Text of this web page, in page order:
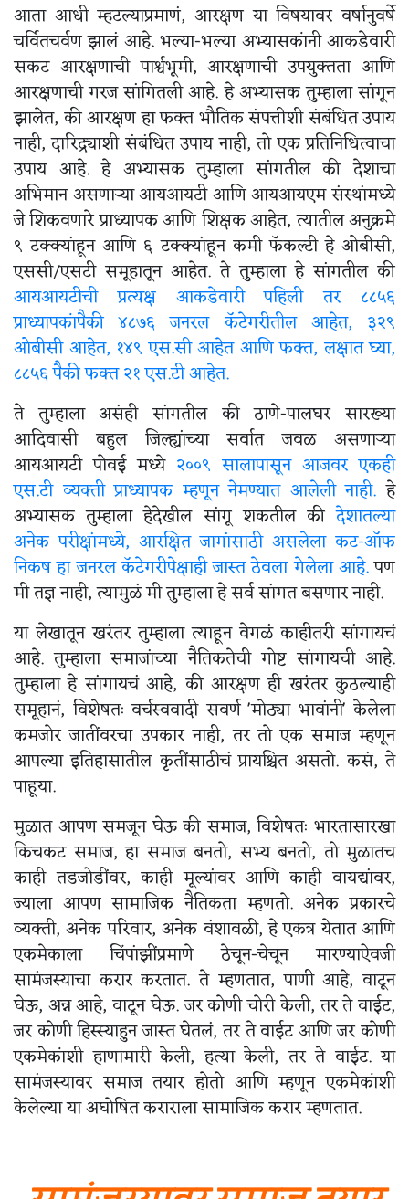
आता आधी म्हटल्याप्रमाणं, आरक्षण या विषयावर वर्षानुवर्षे
चर्वितचर्वण झालं आहे. भल्या-भल्या अभ्यासकांनी आकडेवारी
सकट आरक्षणाची पार्श्वभूमी, आरक्षणाची उपयुक्तता आणि
आरक्षणाची गरज सांगितली आहे. हे अभ्यासक तुम्हाला सांगून
झालेत, की आरक्षण हा फक्त भौतिक संपत्तीशी संबंधित उपाय
नाही, दारिद्र्याशी संबंधित उपाय नाही, तो एक प्रतिनिधित्वाचा
उपाय आहे. हे अभ्यासक तुम्हाला सांगतील की देशाचा
अभिमान असणाऱ्या आयआयटी आणि आयआयएम संस्थांमध्ये
जे शिकवणारे प्राध्यापक आणि शिक्षक आहेत, त्यातील अनुक्रमे
९ टक्क्यांहून आणि ६ टक्क्यांहून कमी फॅकल्टी हे ओबीसी,
एससी/एसटी समूहातून आहेत. ते तुम्हाला हे सांगतील की
आयआयटीची प्रत्यक्ष आकडेवारी पहिली तर ८८५६
प्राध्यापकांपैकी ४८७६ जनरल कॅटेगरीतील आहेत, ३२९
ओबीसी आहेत, १४९ एस.सी आहेत आणि फक्त, लक्षात घ्या,
८८५६ पैकी फक्त २१ एस.टी आहेत.
ते तुम्हाला असंही सांगतील की ठाणे-पालघर सारख्या
आदिवासी बहुल जिल्ह्यांच्या सर्वात जवळ असणाऱ्या
आयआयटी पोवई मध्ये २००९ सालापासून आजवर एकही
एस.टी व्यक्ती प्राध्यापक म्हणून नेमण्यात आलेली नाही. हे
अभ्यासक तुम्हाला हेदेखील सांगू शकतील कीदेशातल्या
अनेक परीक्षांमध्ये, आरक्षित जागांसाठी असलेला कट-ऑफ
निकष हा जनरल कॅटेगरीपेक्षाही जास्त ठेवला गेलेला आहे.पण
मी तज्ञ नाही, त्यामुळं मी तुम्हाला हे सर्व सांगत बसणार नाही.
या लेखातून खरंतर तुम्हाला त्याहून वेगळं काहीतरी सांगायचं
आहे. तुम्हाला समाजांच्या नैतिकतेची गोष्ट सांगायची आहे.
तुम्हाला हे सांगायचं आहे, की आरक्षण ही खरंतर कुठल्याही
समूहानं, विशेषतः वर्चस्ववादी सवर्ण 'मोठ्या भावांनी' केलेला
कमजोर जातींवरचा उपकार नाही, तर तो एक समाज म्हणून
आपल्या इतिहासातील कृतींसाठीचं प्रायश्चित असतो. कसं, ते
पाहूया.
मुळात आपण समजून घेऊ की समाज, विशेषतः भारतासारखा
किचकट समाज, हा समाज बनतो, सभ्य बनतो, तो मुळातच
काही तडजोडींवर, काही मूल्यांवर आणि काही वायद्यांवर,
ज्याला आपण सामाजिक नैतिकता म्हणतो. अनेक प्रकारचे
व्यक्ती, अनेक परिवार, अनेक वंशावळी, हे एकत्र येतात आणि
एकमेकाला चिंपांझींप्रमाणे ठेचून-चेचून मारण्याऐवजी
सामंजस्याचा करार करतात. ते म्हणतात, पाणी आहे, वाटून
घेऊ, अन्न आहे, वाटून घेऊ. जर कोणी चोरी केली, तर ते वाईट,
जर कोणी हिस्स्याहुन जास्त घेतलं, तर ते वाईट आणि जर कोणी
एकमेकांशी हाणामारी केली, हत्या केली, तर ते वाईट. या
सामंजस्यावर समाज तयार होतो आणि म्हणून एकमेकांशी
केलेल्या या अघोषित कराराला सामाजिक करार म्हणतात.